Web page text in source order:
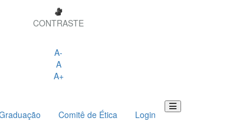
CONTRASTE
A-
A
A+
Comitê de Ética Login
Toggle